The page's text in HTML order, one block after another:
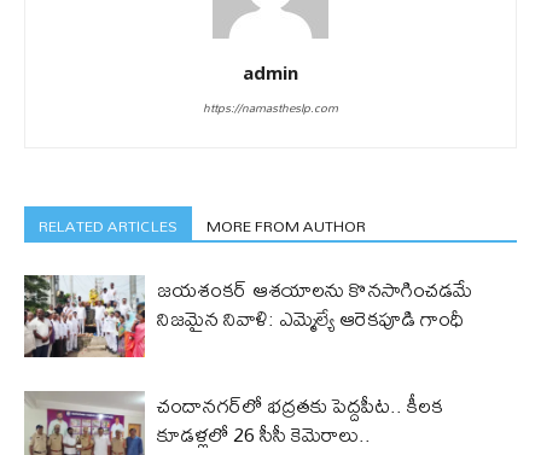
admin
https://namastheslp.com
RELATED ARTICLES MORE FROM AUTHOR
జయశంకర్ ఆశయాలను కొనసాగించడమే
నిజమైన నివాళి: ఎమ్మెల్యే ఆరెక‌పూడి గాంధీ
చందానగర్‌లో భద్రతకు పెద్దపీట.. కీలక
కూడళ్లలో 26 సీసీ కెమెరాలు..